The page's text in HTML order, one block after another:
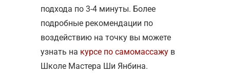
подхода по 3-4 минуты. Более
подробные рекомендации по
воздействию на точку вы можете
узнать на курсе по самомассажу в
Школе Мастера Ши Янбина.